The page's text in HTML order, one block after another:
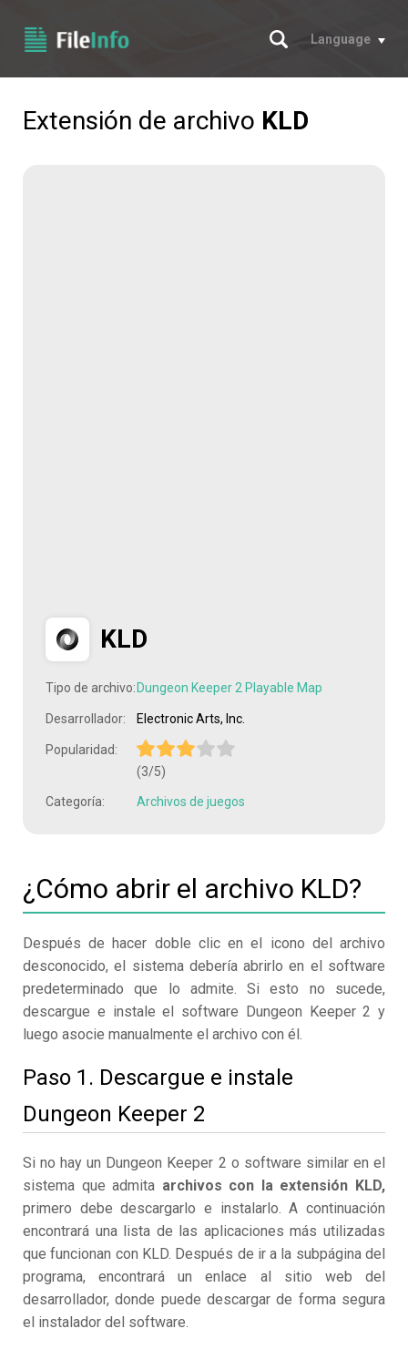
Buscar
Language
Extensión de archivo KLD
KLD
Tipo de archivo: Dungeon Keeper 2 Playable Map
Desarrollador: Electronic Arts, Inc.
Popularidad:
(3/5)
Categoría: Archivos de juegos
¿Cómo abrir el archivo KLD?
Después de hacer doble clic en el icono del archivo
desconocido, el sistema debería abrirlo en el software
predeterminado que lo admite. Si esto no sucede,
descargue e instale el software Dungeon Keeper 2 y
luego asocie manualmente el archivo con él.
Paso 1. Descargue e instale
Dungeon Keeper 2
Si no hay un Dungeon Keeper 2 o software similar en el
sistema que admita archivos con la extensión KLD,
primero debe descargarlo e instalarlo. A continuación
encontrará una lista de las aplicaciones más utilizadas
que funcionan con KLD. Después de ir a la subpágina del
programa, encontrará un enlace al sitio web del
desarrollador, donde puede descargar de forma segura
el instalador del software.